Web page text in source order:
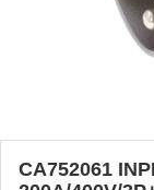
CA752061